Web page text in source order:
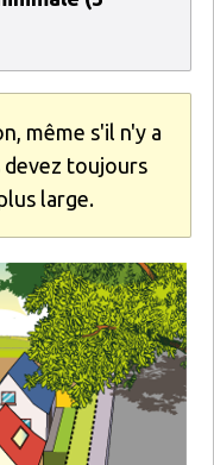
même s'il n'y a
devez toujours
large.